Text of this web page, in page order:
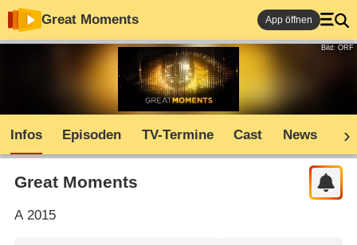
Great Moments App öffnen
Bild: ORF
Infos Episoden TV-Termine Cast News
Great Moments
A2015